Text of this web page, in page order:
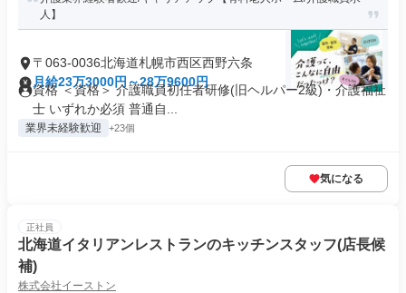
人】
〒063-0036北海道札幌市西区西野六条
月給23万3000円～28万9600円
資格 ＜資格＞ 介護職員初任者研修(旧ヘルパー2級)・介護福祉
士 いずれか必須 普通自...
業界未経験歓迎 +23個
気になる
正社員
北海道イタリアンレストランのキッチンスタッフ(店長候
補)
株式会社イーストン